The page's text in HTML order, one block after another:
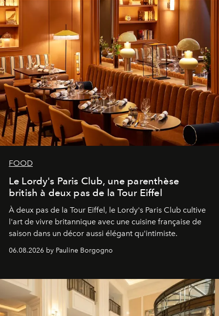
FOOD
Le Lordy's Paris Club, une parenthèse
british à deux pas de la Tour Eiffel
À deux pas de la Tour Eiffel, le Lordy's Paris Club cultive
l'art de vivre britannique avec une cuisine française de
saison dans un décor aussi élégant qu'intimiste.
06.08.2026 by Pauline Borgogno